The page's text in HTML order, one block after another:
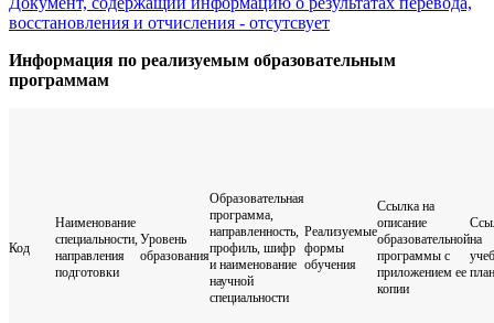
восстановления и отчисления - отсутсвует
Информация по реализуемым образовательным
программам
Код
Наименование
специальности,
направления
подготовки
Уровень
образования
Образовательная
программа,
направленность,
профиль, шифр
и наименование
научной
специальности
Реализуемые
формы
обучения
Ссылка на
описание
образовательной
программы с
приложением ее
копии
на
план